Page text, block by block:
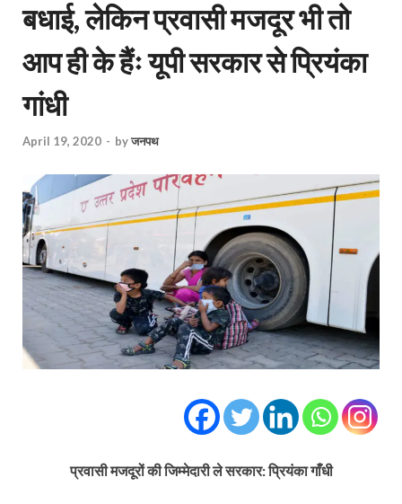
बधाई, लेकिन प्रवासी मजदूर भी तो
आप ही के हैंः यूपी सरकार से प्रियंका
गांधी
April 19, 2020 - byजनपथ
प्रवासी मजदूरों की जिम्मेदारी ले सरकार: प्रियंका गाँधी